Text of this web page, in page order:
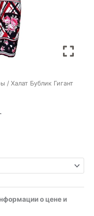
/ Халат Бублик Гигант
о цене и